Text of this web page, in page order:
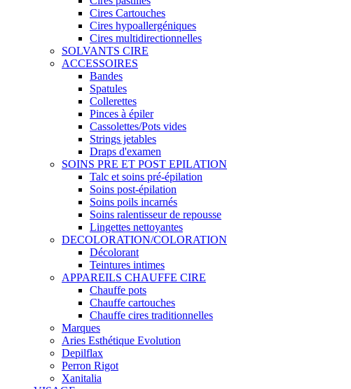
Cires Cartouches
Cires hypoallergéniques
Cires multidirectionnelles
SOLVANTS CIRE
ACCESSOIRES
Bandes
Spatules
Collerettes
Pinces à épiler
Cassolettes/Pots vides
Strings jetables
Draps d'examen
SOINS PRE ET POST EPILATION
Talc et soins pré-épilation
Soins post-épilation
Soins poils incarnés
Soins ralentisseur de repousse
Lingettes nettoyantes
DECOLORATION/COLORATION
Décolorant
Teintures intimes
APPAREILS CHAUFFE CIRE
Chauffe pots
Chauffe cartouches
Chauffe cires traditionnelles
Marques
Aries Esthétique Evolution
Depilflax
Perron Rigot
Xanitalia